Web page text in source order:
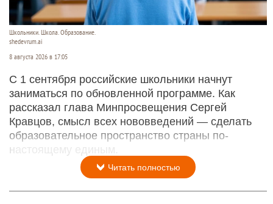
Школьники. Школа. Образование.
shedevrum.ai
8 августа 2026 в 17:05
С 1 сентября российские школьники начнут
заниматься по обновленной программе. Как
рассказал глава Минпросвещения Сергей
Кравцов, смысл всех нововведений — сделать
образовательное пространство страны по-
настоящему единым.
Читать полностью